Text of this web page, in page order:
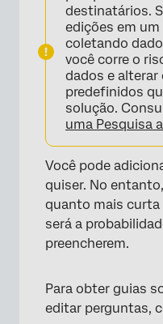
destinatários.
edições em
coletando
você corre o
dados e alterar
predefinidos
solução.
uma Pesquisa
Você pode
quiser. No
quanto mais curta
será a
preencherem.
Para obter guias
editar perguntas,